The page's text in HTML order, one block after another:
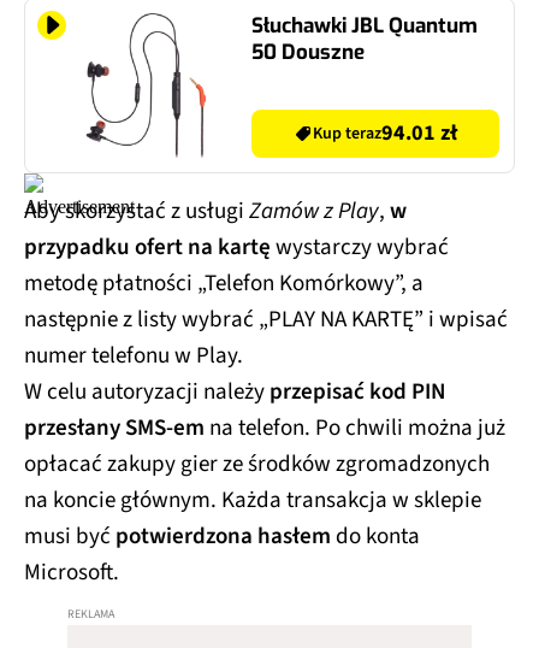
Słuchawki JBL Quantum
50 Douszne
Kup teraz94.01 zł
Aby skorzystać z usługiZamów z Play,w
przypadku ofert na kartęwystarczy wybrać
metodę płatności „Telefon Komórkowy”, a
następnie z listy wybrać „PLAY NA KARTĘ” i wpisać
numer telefonu w Play.
W celu autoryzacji należyprzepisać kod PIN
przesłany SMS-em na telefon. Po chwili można już
opłacać zakupy gier ze środków zgromadzonych
na koncie głównym. Każda transakcja w sklepie
musi być potwierdzona hasłem do konta
Microsoft.